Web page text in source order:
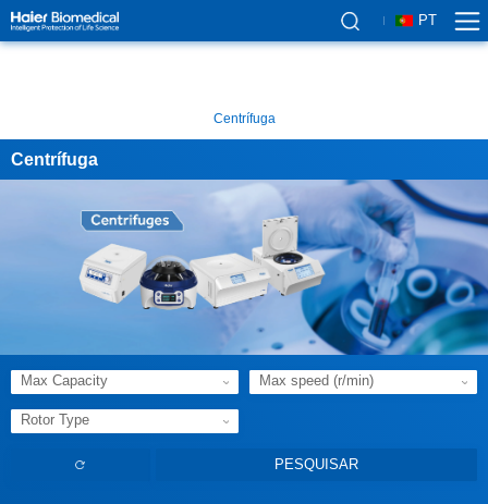
PT
Centrífuga
Centrífuga
Max Capacity Max speed (r/min)
Rotor Type